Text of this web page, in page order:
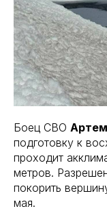
Боец СВО
подготовку к
проходит
метров.
покорить
мая.